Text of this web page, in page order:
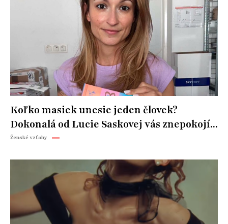
Koľko masiek unesie jeden človek?
Dokonalá od Lucie Saskovej vás znepokojí...
Ženské vzťahy